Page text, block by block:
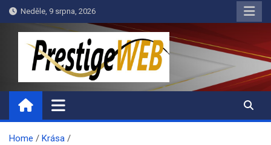
Skip
to
Neděle, 9 srpna, 2026
PrestigeWEB
Home
Krása